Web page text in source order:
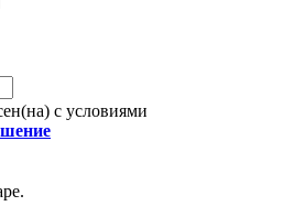
с условиями